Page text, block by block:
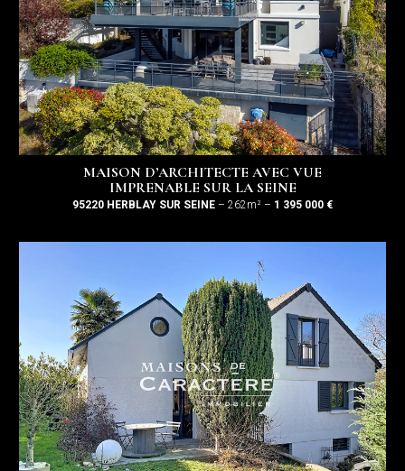
MAISON D’ARCHITECTE AVEC VUE
IMPRENABLE SUR LA SEINE
95220 HERBLAY SUR SEINE – 262m² – 1 395 000 €